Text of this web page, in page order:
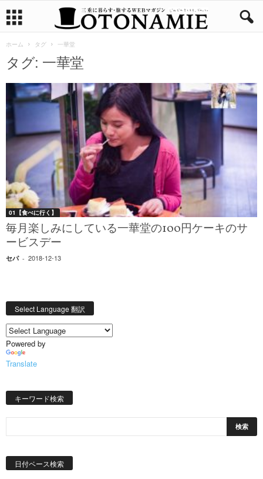
ホーム タグ 一華堂
タグ: 一華堂
01【食べに行く】
毎月楽しみにしている一華堂の100円ケーキのサ
ービスデー
セパ - 2018-12-13
Select Language 翻訳
Powered by
Translate
キーワード検索
日付ベース検索